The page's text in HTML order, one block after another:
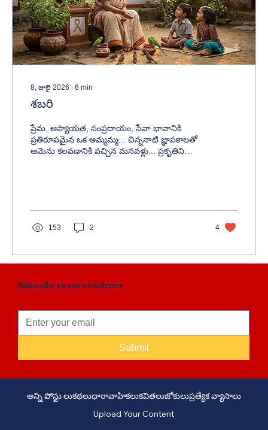
8, జులై 2026 ∙ 6 min
శబరి
ప్రేమ, ఆప్యాయత, సంప్రదాయం, సేవా భావానికి
ప్రతిరూపమైన ఒక అమ్మమ్మ... చిన్ననాటి జ్ఞాపకాలతో
ఆమెను కలవడానికి వచ్చిన మనవళ్లు... ప్రకృతిని
153 2 4
Subscribe to our newsletter
Submit
అన్ని పోస్టు లుకథలుధారావాహికలుకవితలుజోకులుప్రత్యేక వ్యాసాలు
Upload Your Content